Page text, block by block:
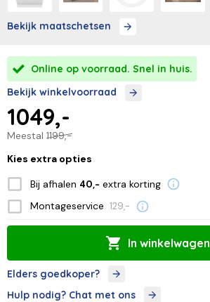
Bekijk maatschetsen
Online op voorraad. Snel in huis.
Bekijk winkelvoorraad
Meestal 1199,-
1049,-
Kies extra opties
Bij afhalen 40,- extra korting
Montageservice 129,-
In winkelwagen
Elders goedkoper?
Hulp nodig? Chat met ons